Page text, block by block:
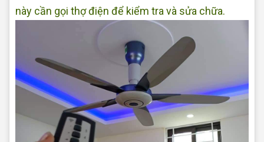
này cần gọi thợ điện để kiểm tra và sửa chữa.